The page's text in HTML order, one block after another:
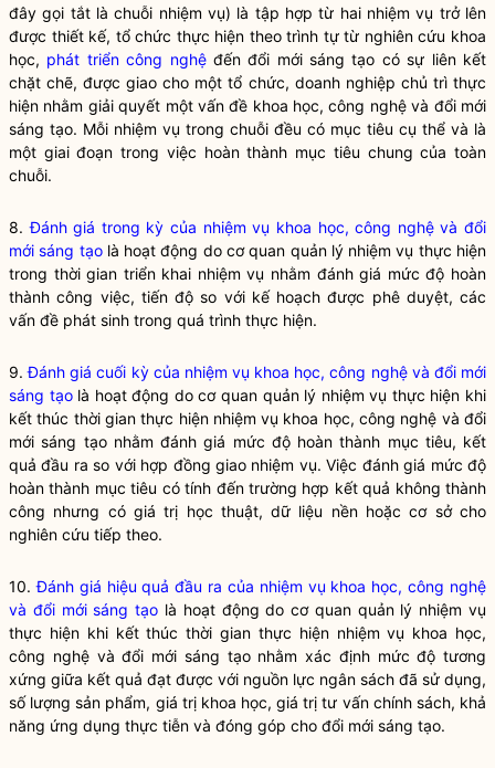
đây gọi tắt là chuỗi nhiệm vụ) là tập hợp từ hai nhiệm vụ trở lên
được thiết kế, tổ chức thực hiện theo trình tự từ nghiên cứu khoa
học, phát triển công nghệđến đổi mới sáng tạo có sự liên kết
chặt chẽ, được giao cho một tổ chức, doanh nghiệp chủ trì thực
hiện nhằm giải quyết một vấn đề khoa học, công nghệ và đổi mới
sáng tạo. Mỗi nhiệm vụ trong chuỗi đều có mục tiêu cụ thể và là
một giai đoạn trong việc hoàn thành mục tiêu chung của toàn
chuỗi.
8.Đánh giá trong kỳ của nhiệm vụ khoa học, công nghệ và đổi
mới sáng tạolà hoạt động do cơ quan quản lý nhiệm vụ thực hiện
trong thời gian triển khai nhiệm vụ nhằm đánh giá mức độ hoàn
thành công việc, tiến độ so với kế hoạch được phê duyệt, các
vấn đề phát sinh trong quá trình thực hiện.
9.Đánh giá cuối kỳ của nhiệm vụ khoa học, công nghệ và đổi mới
sáng tạolà hoạt động do cơ quan quản lý nhiệm vụ thực hiện khi
kết thúc thời gian thực hiện nhiệm vụ khoa học, công nghệ và đổi
mới sáng tạo nhằm đánh giá mức độ hoàn thành mục tiêu, kết
quả đầu ra so với hợp đồng giao nhiệm vụ. Việc đánh giá mức độ
hoàn thành mục tiêu có tính đến trường hợp kết quả không thành
công nhưng có giá trị học thuật, dữ liệu nền hoặc cơ sở cho
nghiên cứu tiếp theo.
10.Đánh giá hiệu quả đầu ra của nhiệm vụ khoa học, công nghệ
và đổi mới sáng tạo là hoạt động do cơ quan quản lý nhiệm vụ
thực hiện khi kết thúc thời gian thực hiện nhiệm vụ khoa học,
công nghệ và đổi mới sáng tạo nhằm xác định mức độ tương
xứng giữa kết quả đạt được với nguồn lực ngân sách đã sử dụng,
số lượng sản phẩm, giá trị khoa học, giá trị tư vấn chính sách, khả
năng ứng dụng thực tiễn và đóng góp cho đổi mới sáng tạo.